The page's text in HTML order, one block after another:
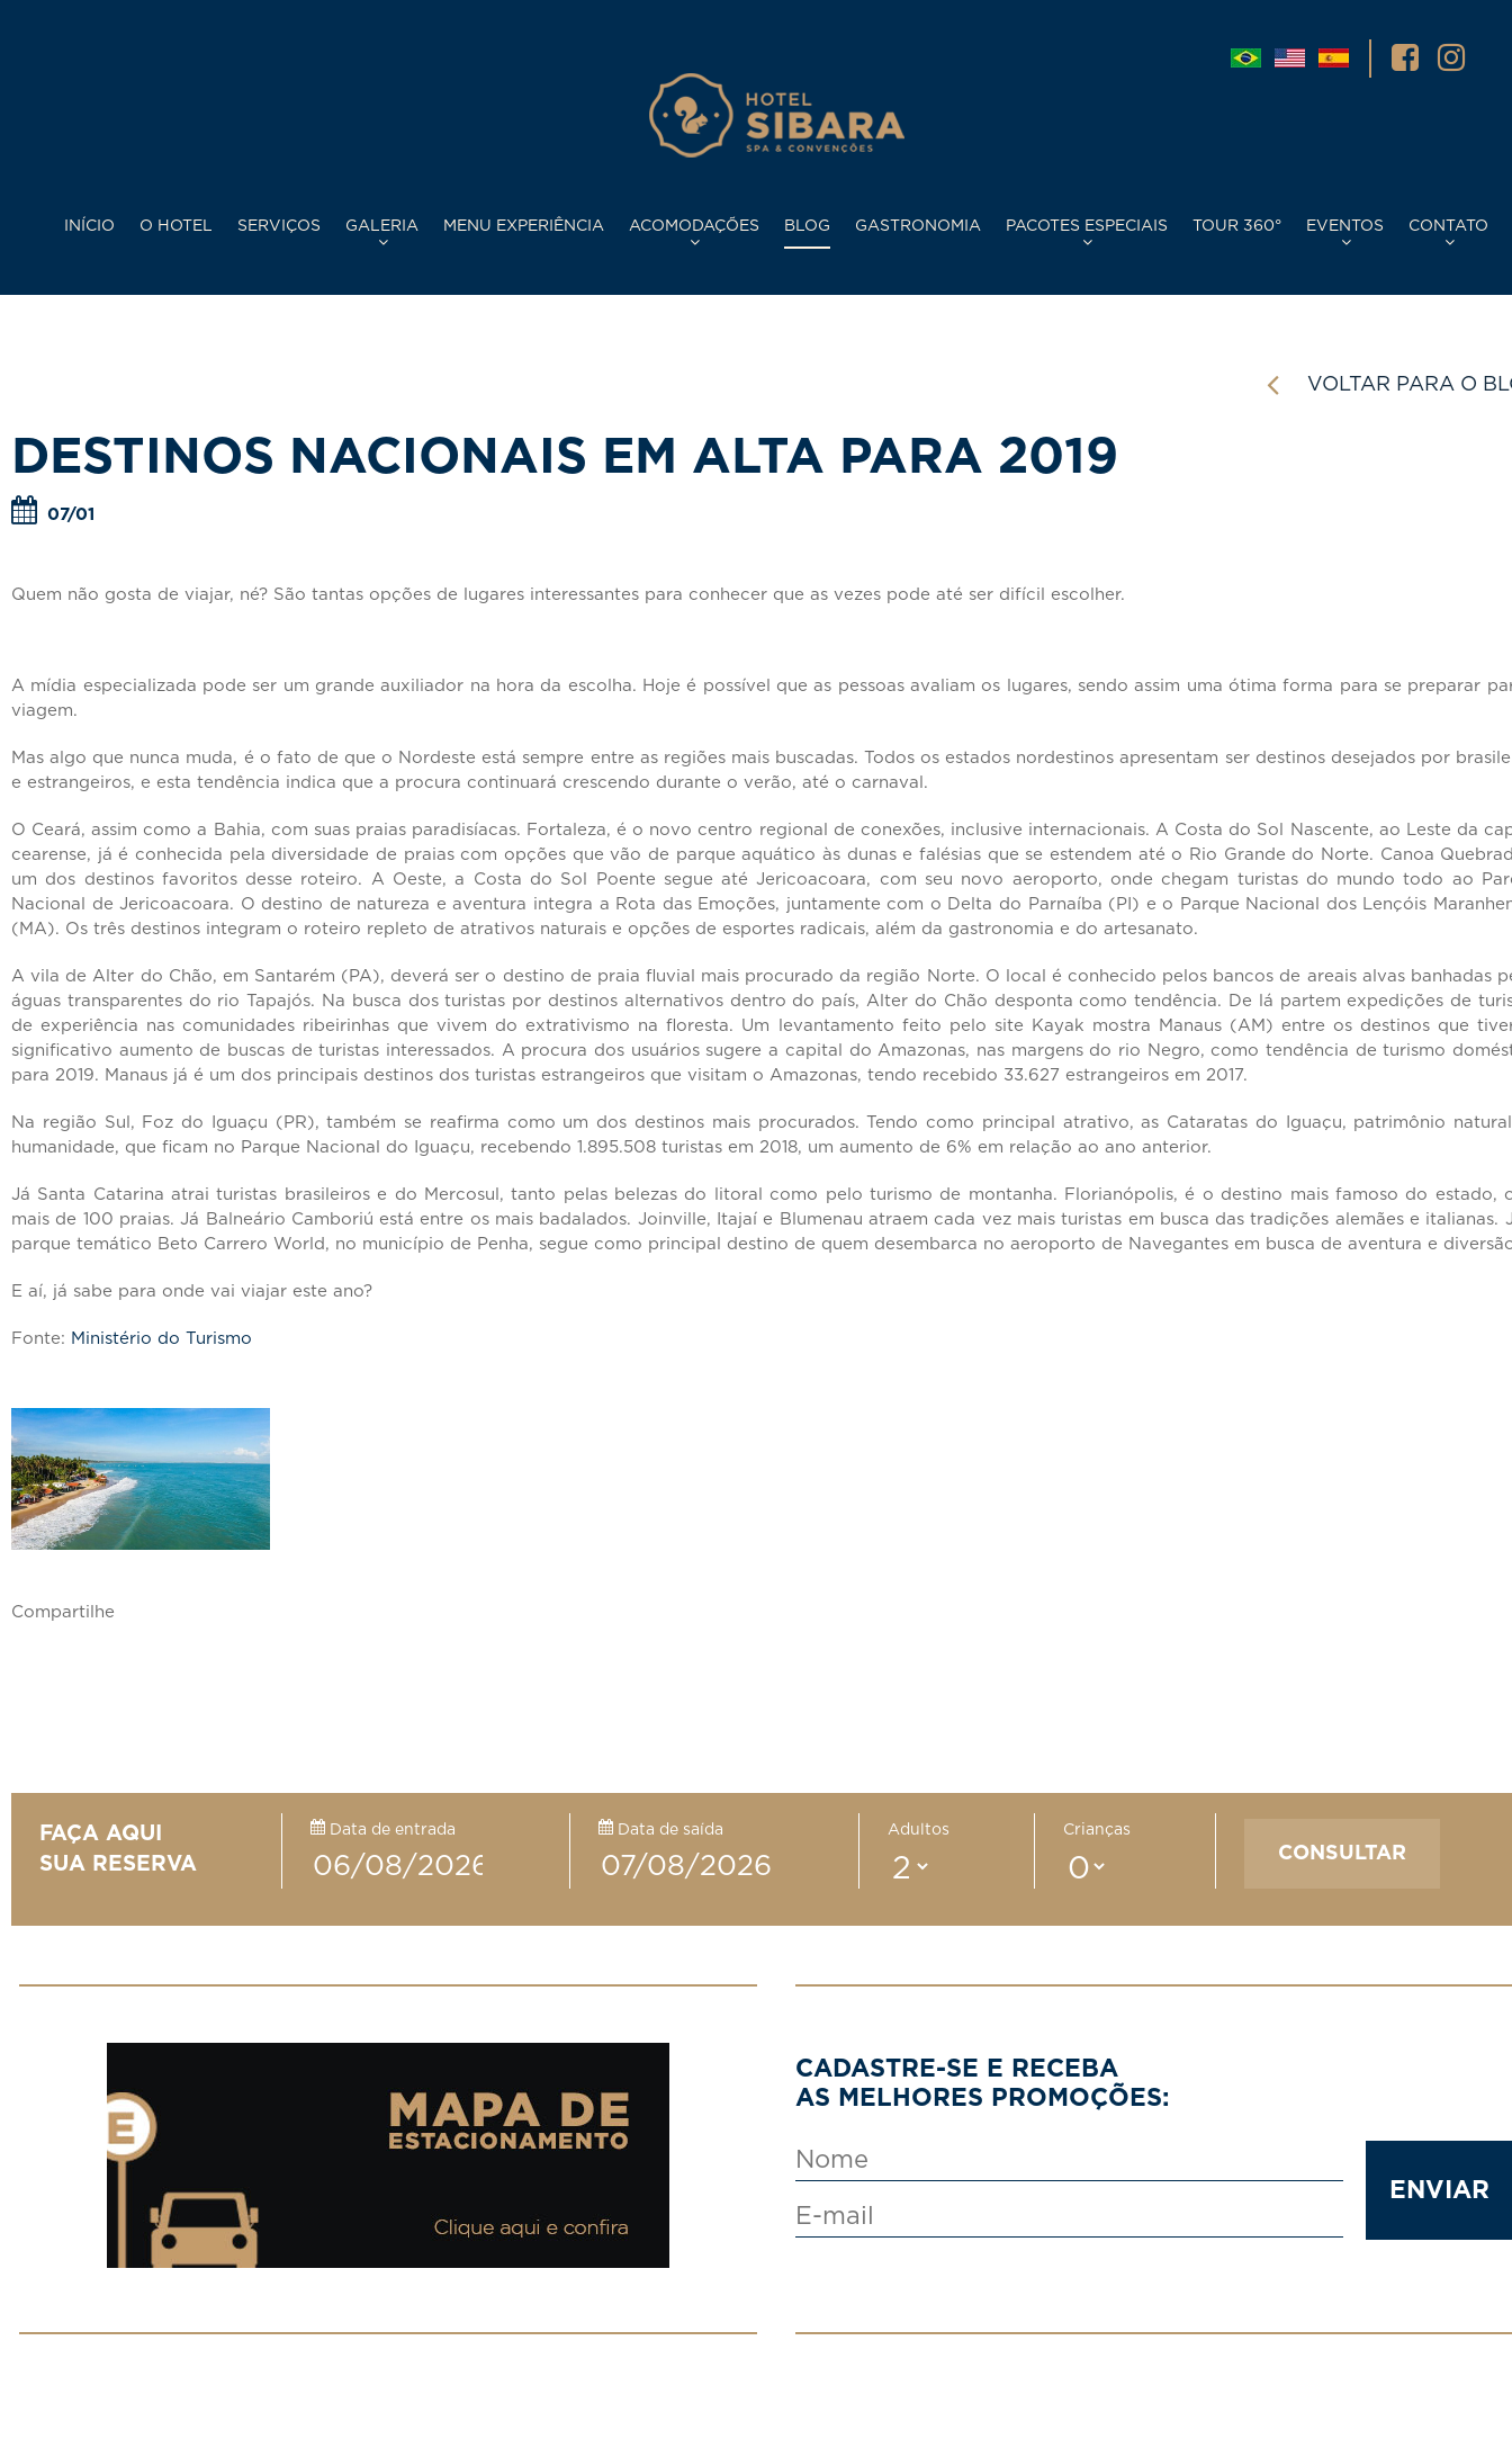
INÍCIO O HOTEL SERVIÇOS GALERIA MENU EXPERIÊNCIA ACOMODAÇÕES BLOG GASTRONOMIA PACOTES ESPECIAIS TOUR 360° EVENTOS CONTATO
VOLTAR PARA O
DESTINOS NACIONAIS EM ALTA PARA 2019
07/01
Quem não gosta de viajar, né? São tantas opções de lugares interessantes para conhecer que as vezes pode até ser difícil escolher.
A mídia especializada pode ser um grande auxiliador na hora da escolha. Hoje é possível que as pessoas avaliam os lugares, sendo assim uma ótima forma para se preparar
viagem.
Mas algo que nunca muda, é o fato de que o Nordeste está sempre entre as regiões mais buscadas. Todos os estados nordestinos apresentam ser destinos desejados por
e estrangeiros, e esta tendência indica que a procura continuará crescendo durante o verão, até o carnaval.
O Ceará, assim como a Bahia, com suas praias paradisíacas. Fortaleza, é o novo centro regional de conexões, inclusive internacionais. A Costa do Sol Nascente, ao Leste da
cearense, já é conhecida pela diversidade de praias com opções que vão de parque aquático às dunas e falésias que se estendem até o Rio Grande do Norte. Canoa
um dos destinos favoritos desse roteiro. A Oeste, a Costa do Sol Poente segue até Jericoacoara, com seu novo aeroporto, onde chegam turistas do mundo todo ao
Nacional de Jericoacoara. O destino de natureza e aventura integra a Rota das Emoções, juntamente com o Delta do Parnaíba (PI) e o Parque Nacional dos Lençóis
(MA). Os três destinos integram o roteiro repleto de atrativos naturais e opções de esportes radicais, além da gastronomia e do artesanato.
A vila de Alter do Chão, em Santarém (PA), deverá ser o destino de praia fluvial mais procurado da região Norte. O local é conhecido pelos bancos de areais alvas banhadas
águas transparentes do rio Tapajós. Na busca dos turistas por destinos alternativos dentro do país, Alter do Chão desponta como tendência. De lá partem expedições de
de experiência nas comunidades ribeirinhas que vivem do extrativismo na floresta. Um levantamento feito pelo site Kayak mostra Manaus (AM) entre os destinos que
significativo aumento de buscas de turistas interessados. A procura dos usuários sugere a capital do Amazonas, nas margens do rio Negro, como tendência de turismo
para 2019. Manaus já é um dos principais destinos dos turistas estrangeiros que visitam o Amazonas, tendo recebido 33.627 estrangeiros em 2017.
Na região Sul, Foz do Iguaçu (PR), também se reafirma como um dos destinos mais procurados. Tendo como principal atrativo, as Cataratas do Iguaçu, patrimônio
humanidade, que ficam no Parque Nacional do Iguaçu, recebendo 1.895.508 turistas em 2018, um aumento de 6% em relação ao ano anterior.
Já Santa Catarina atrai turistas brasileiros e do Mercosul, tanto pelas belezas do litoral como pelo turismo de montanha. Florianópolis, é o destino mais famoso do estado,
mais de 100 praias. Já Balneário Camboriú está entre os mais badalados. Joinville, Itajaí e Blumenau atraem cada vez mais turistas em busca das tradições alemães e italianas.
parque temático Beto Carrero World, no município de Penha, segue como principal destino de quem desembarca no aeroporto de Navegantes em busca de aventura e
E aí, já sabe para onde vai viajar este ano?
Fonte: Ministério do Turismo
Compartilhe
FAÇA AQUI
SUA RESERVA
Data de entrada Data de saída Adultos Crianças
CADASTRE-SE E RECEBA
AS MELHORES PROMOÇÕES:
ENVIAR